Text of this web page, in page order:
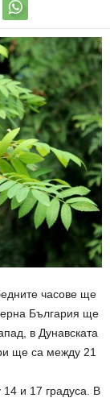
часове ще
България ще
в Дунавската
ще са между 21
и 17 градуса. В